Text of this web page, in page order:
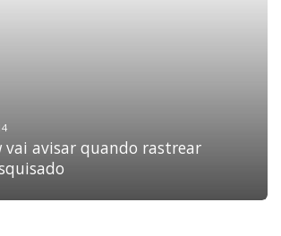
vai avisar quando rastrear